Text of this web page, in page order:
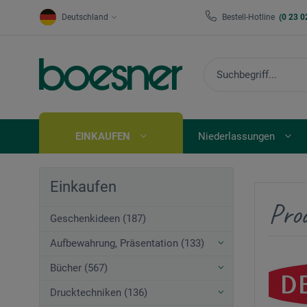
Deutschland Bestell-Hotline (0 23
EINKAUFEN Niederlassungen
Einkaufen
Geschenkideen (187)
Aufbewahrung, Präsentation (133)
Bücher (567)
Drucktechniken (136)